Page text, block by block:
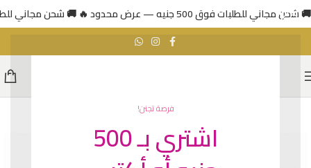
فرصة تجنن!
اشتري بـ 500
🚚 شحن مجاني للطلبات فوق 500 جنيه — عرض محدود 🔥 🚚 شحن مجاني للطلبات فوق 500